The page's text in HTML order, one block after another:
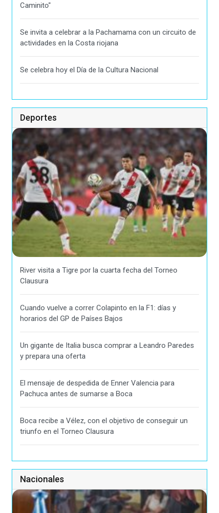
Caminito"
Se invita a celebrar a la Pachamama con un circuito de
actividades en la Costa riojana
Se celebra hoy el Día de la Cultura Nacional
Deportes
River visita a Tigre por la cuarta fecha del Torneo
Clausura
Cuando vuelve a correr Colapinto en la F1: días y
horarios del GP de Países Bajos
Un gigante de Italia busca comprar a Leandro Paredes
y prepara una oferta
El mensaje de despedida de Enner Valencia para
Pachuca antes de sumarse a Boca
Boca recibe a Vélez, con el objetivo de conseguir un
triunfo en el Torneo Clausura
Nacionales